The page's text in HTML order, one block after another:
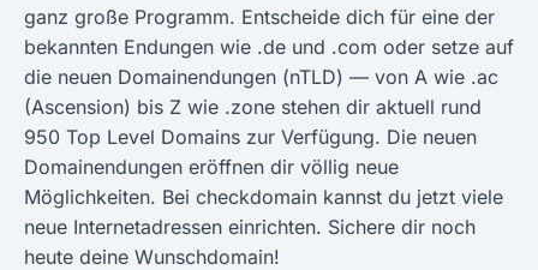
ganz große Programm. Entscheide dich für eine der
bekannten Endungen wie .de und .com oder setze auf
die neuen Domainendungen (nTLD) — von A wie .ac
(Ascension) bis Z wie .zone stehen dir aktuell rund
950 Top Level Domains zur Verfügung. Die neuen
Domainendungen eröffnen dir völlig neue
Möglichkeiten. Bei checkdomain kannst du jetzt viele
neue Internetadressen einrichten. Sichere dir noch
heute deine Wunschdomain!